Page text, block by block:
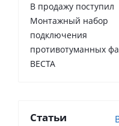
В продажу поступил
Монтажный набор
подключения
противотуманных
ВЕСТА
Статьи